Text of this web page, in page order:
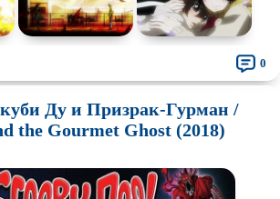
0
Ду и Призрак-Гурман /
the Gourmet Ghost (2018)